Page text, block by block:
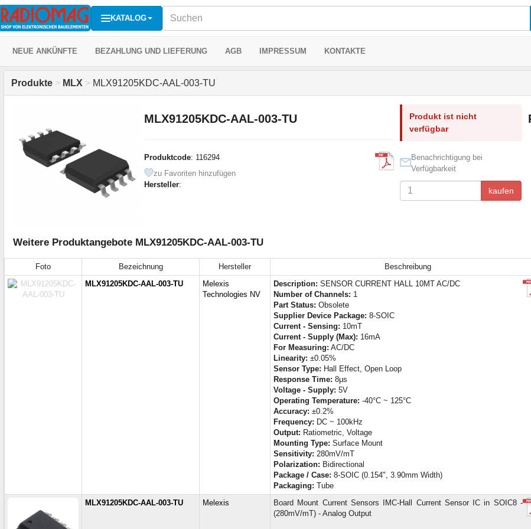
KATALOG
NEUE ANKÜNFTE BEZAHLUNG UND LIEFERUNG AGB IMPRESSUM KONTAKTE
Produkte > MLX > MLX91205KDC-AAL-003-TU
MLX91205KDC-AAL-003-TU
Produktcode: 116294
zu Favoriten hinzufügen
Hersteller:
Produkt ist nicht
verfügbar
Benachrichtigung bei
Verfügbarkeit
kaufen
Weitere Produktangebote MLX91205KDC-AAL-003-TU
Foto Bezeichnung Hersteller Beschreibung
MLX91205KDC-AAL-003-TU
Melexis
Technologies NV
Description: SENSOR CURRENT HALL 10MT AC/DC
Number of Channels: 1
Part Status: Obsolete
Supplier Device Package: 8-SOIC
Current - Sensing: 10mT
Current - Supply (Max): 16mA
For Measuring: AC/DC
Linearity: ±0.05%
Sensor Type: Hall Effect, Open Loop
Response Time: 8µs
Voltage - Supply: 5V
Operating Temperature: -40°C ~ 125°C
Accuracy: ±0.2%
Frequency: DC ~ 100kHz
Output: Ratiometric, Voltage
Mounting Type: Surface Mount
Sensitivity: 280mV/mT
Polarization: Bidirectional
Package / Case: 8-SOIC (0.154", 3.90mm Width)
Packaging: Tube
MLX91205KDC-AAL-003-TU Melexis
Board Mount Current Sensors IMC-Hall Current Sensor IC in SOIC8 -
(280mV/mT) - Analog Output